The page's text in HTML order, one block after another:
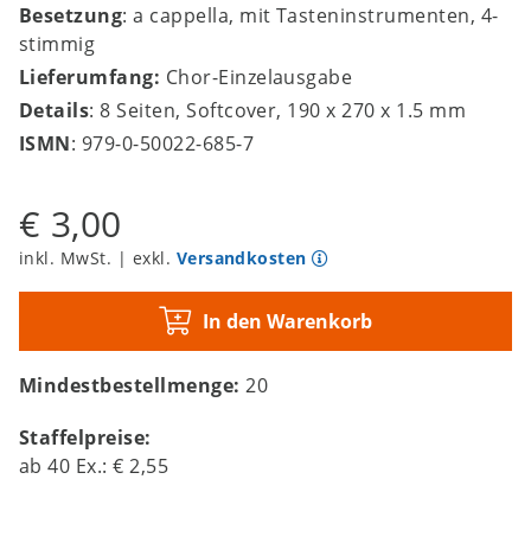
Besetzung: a cappella, mit Tasteninstrumenten, 4-
stimmig
Lieferumfang: Chor-Einzelausgabe
Details: 8 Seiten, Softcover, 190 x 270 x 1.5 mm
ISMN: 979-0-50022-685-7
€ 3,00
inkl. MwSt. | exkl. Versandkosten
In den Warenkorb
Mindestbestellmenge:20
Staffelpreise:
ab40 Ex.:€ 2,55